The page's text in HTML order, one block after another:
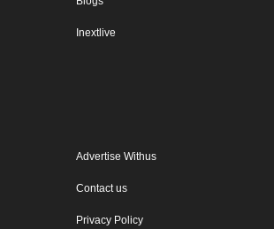
Inextlive
Advertise Withus
Contact us
Privacy Policy